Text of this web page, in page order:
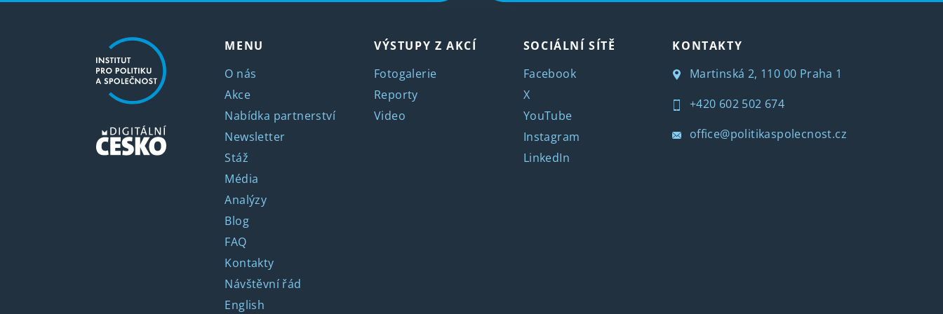
MENU
O nás
Akce
Nabídka partnerství
Newsletter
Stáž
Média
Analýzy
Blog
FAQ
Kontakty
Návštěvní řád
English
VÝSTUPY Z AKCÍ
Fotogalerie
Reporty
Video
SOCIÁLNÍ SÍTĚ
Facebook
X
YouTube
Instagram
LinkedIn
KONTAKTY
Martinská 2, 110 00 Praha 1
+420 602 502 674
office@politikaspolecnost.cz